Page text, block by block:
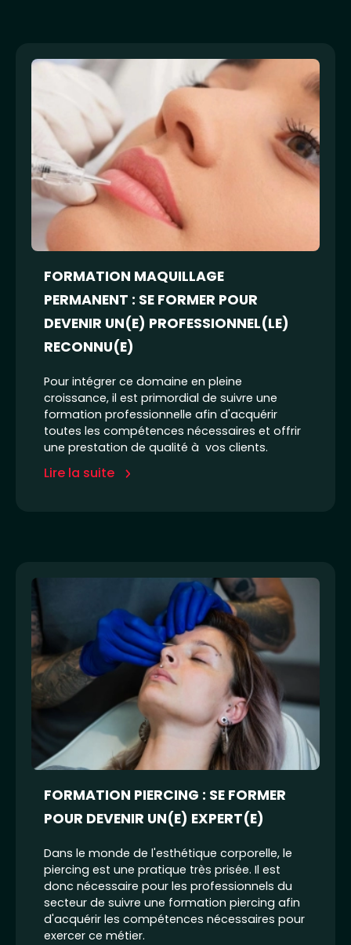
FORMATION MAQUILLAGE
PERMANENT : SE FORMER POUR
DEVENIR UN(E) PROFESSIONNEL(LE)
RECONNU(E)
Pour intégrer ce domaine en pleine
croissance, il est primordial de suivre une
formation professionnelle afin d'acquérir
toutes les compétences nécessaires et offrir
une prestation de qualité à vos clients.
Lire la suite
FORMATION PIERCING : SE FORMER
POUR DEVENIR UN(E) EXPERT(E)
Dans le monde de l'esthétique corporelle, le
piercing est une pratique très prisée. Il est
donc nécessaire pour les professionnels du
secteur de suivre une formation piercing afin
d'acquérir les compétences nécessaires pour
exercer ce métier.